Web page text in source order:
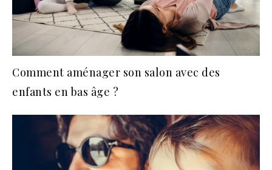
Comment aménager son salon avec des
enfants en bas âge ?